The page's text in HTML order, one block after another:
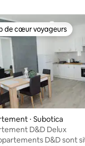
sur la base de 5
de cœur voyageurs
de cœur voyageurs
⋅ Subotica
D&D Delux
D&D sont